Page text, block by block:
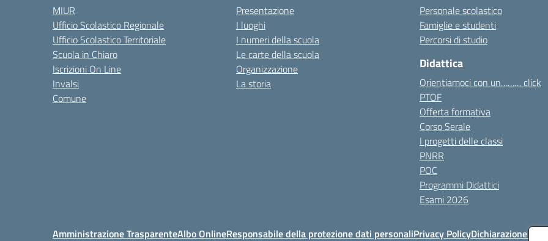
MIUR
Ufficio Scolastico Regionale
Ufficio Scolastico Territoriale
Scuola in Chiaro
Iscrizioni On Line
Invalsi
Comune
Presentazione
I luoghi
I numeri della scuola
Le carte della scuola
Organizzazione
La storia
Personale scolastico
Famiglie e studenti
Percorsi di studio
Didattica
Orientiamoci con un……… click
PTOF
Offerta formativa
Corso Serale
I progetti delle classi
PNRR
POC
Programmi Didattici
Esami 2026
Amministrazione TrasparenteAlbo OnlineResponsabile della protezione dati personaliPrivacy PolicyDichiarazione di